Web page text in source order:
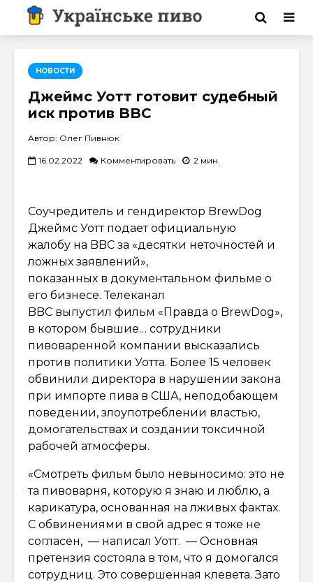
НОВОСТИ
Джеймс Уотт готовит судебный
иск против BBC
Автор: Олег Пивнюк
16.02.2022 Комментировать 2 мин.
Соучредитель и гендиректор BrewDog
Джеймс Уотт подает официальную
жалобу на BBC за «десятки неточностей и
ложных заявлений»,
показанных в документальном фильме о
его бизнесе. Телеканал
BBC выпустил фильм «Правда о BrewDog»,
в котором бывшие… сотрудники
пивоваренной компании высказались
против политики Уотта. Более 15 человек
обвинили директора в нарушении закона
при импорте пива в США, неподобающем
поведении, злоупотреблении властью,
домогательствах и создании токсичной
рабочей атмосферы.
«Смотреть фильм было невыносимо: это не
та пивоварня, которую я знаю и люблю, а
карикатура, основанная на лживых фактах.
С обвинениями в свой адрес я тоже не
согласен, — написал Уотт. — Основная
претензия состояла в том, что я домогался
сотрудниц. Это совершенная клевета. Зато